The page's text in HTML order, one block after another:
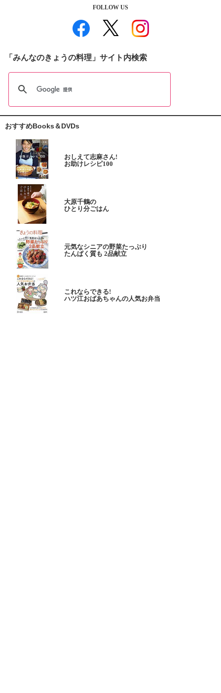
FOLLOW US
「みんなのきょうの料理」サイト内検索
おすすめBooks＆DVDs
おしえて志麻さん!
お助けレシピ100
大原千鶴の
ひとり分ごはん
元気なシニアの野菜たっぷり
たんぱく質も 2品献立
これならできる!
ハツ江おばあちゃんの人気お弁当